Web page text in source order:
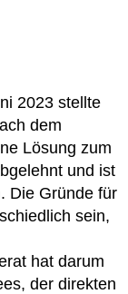
2023 stellte
dem
Lösung zum
und ist
Die Gründe für
sein,
hat darum
der direkten